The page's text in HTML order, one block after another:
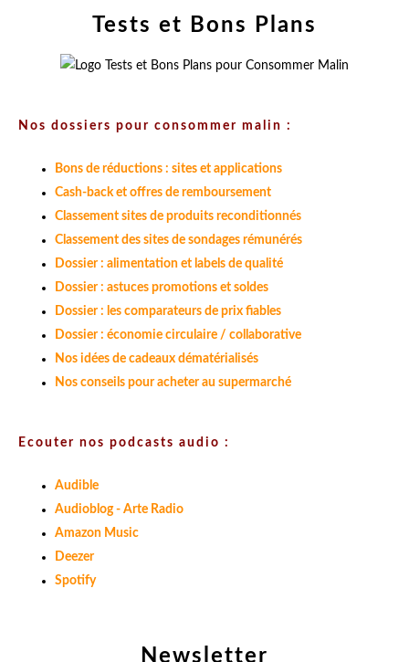
Newsletter
Tests et Bons Plans
Nos dossiers pour consommer malin :
Bons de réductions : sites et applications
Cash-back et offres de remboursement
Classement sites de produits reconditionnés
Classement des sites de sondages rémunérés
Dossier : alimentation et labels de qualité
Dossier : astuces promotions et soldes
Dossier : les comparateurs de prix fiables
Dossier : économie circulaire / collaborative
Nos idées de cadeaux dématérialisés
Nos conseils pour acheter au supermarché
Ecouter nos podcasts audio :
Audible
Audioblog - Arte Radio
Amazon Music
Deezer
Spotify